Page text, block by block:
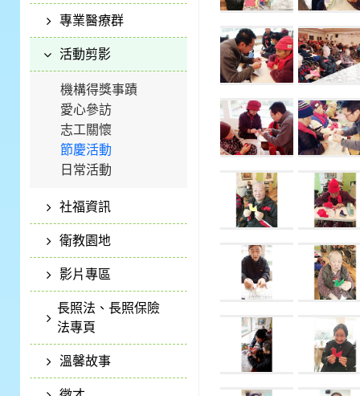
專業醫療群
活動剪影
機構得獎事蹟
愛心參訪
志工關懷
節慶活動
日常活動
社福資訊
衛教園地
影片專區
長照法、長照保險
法專頁
溫馨故事